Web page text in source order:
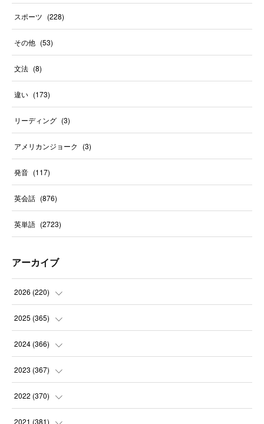
スポーツ (228)
その他 (53)
文法 (8)
違い (173)
リーディング (3)
アメリカンジョーク (3)
発音 (117)
英会話 (876)
英単語 (2723)
アーカイブ
2026 (220)
(9)
(31
(30
(31
2025 (365)
(31
(30
(31
(30
2024 (366)
(32
(30
(31
2023 (367)
(31
(31
2022 (370)
(31
2021 (381)